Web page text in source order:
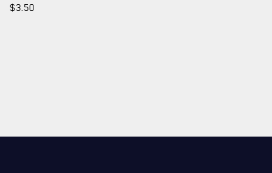
$3.50